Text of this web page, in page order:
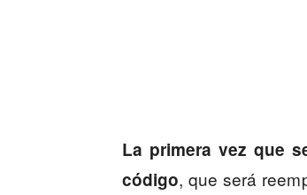
La primera vez que
código, que será